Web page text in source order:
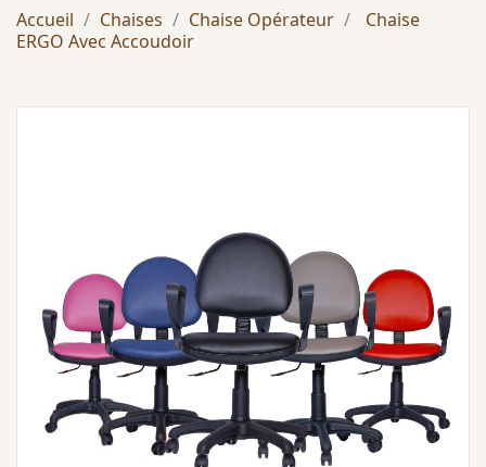
Accueil Chaises Chaise Opérateur
Chaise
ERGO Avec Accoudoir